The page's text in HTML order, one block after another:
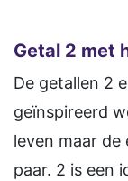
Getal 2 met
De getallen 2
geïnspireerd
leven maar
paar. 2 is een